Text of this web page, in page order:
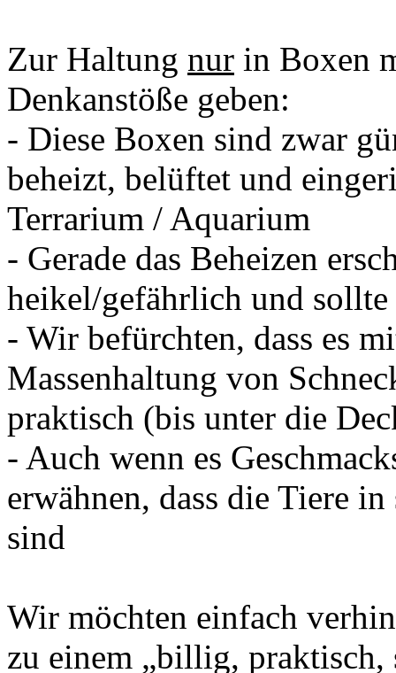
Zur Haltung nur in Boxen
Denkanstöße geben:
- Diese Boxen sind zwar
beheizt, belüftet und
Terrarium / Aquarium
- Gerade das Beheizen
heikel/gefährlich und
- Wir befürchten, dass es
Massenhaltung von
praktisch (bis unter die
- Auch wenn es
erwähnen, dass die Tiere
sind
Wir möchten einfach
zu einem „billig,